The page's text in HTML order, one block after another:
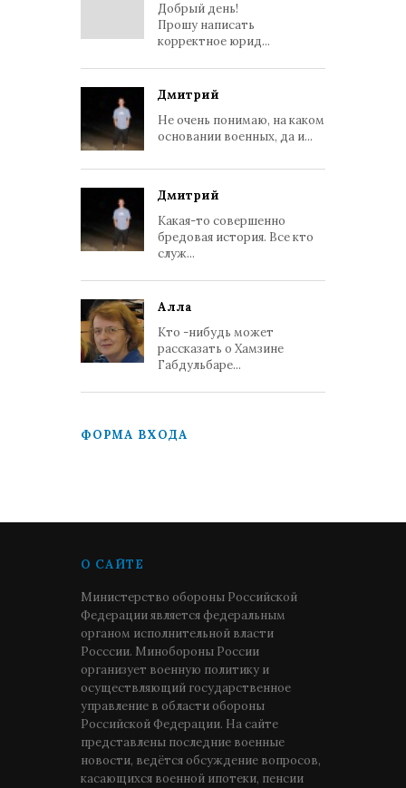
Добрый день!
Прошу написать
корректное юрид...
Дмитрий
Не очень понимаю, на каком
основании военных, да и...
Дмитрий
Какая-то совершенно
бредовая история. Все кто
служ...
Алла
Кто -нибудь может
рассказать о Хамзине
Габдульбаре...
ФОРМА ВХОДА
О САЙТЕ
Министерство обороны Российской
Федерации является федеральным
органом исполнительной власти
Росссии. Минобороны России
организует военную политику и
осуществляющий государственное
управление в области обороны
Российской Федерации. На сайте
представлены последние военные
новости, ведётся обсуждение вопросов,
касающихся военной ипотеки, пенсии